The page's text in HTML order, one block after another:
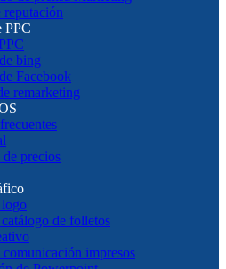
PPC
bing
Facebook
remarketing
precios
de folletos
impresos